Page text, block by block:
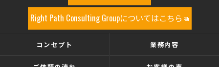
Right Path Consulting Groupについてはこちら
コンセプト 業務内容